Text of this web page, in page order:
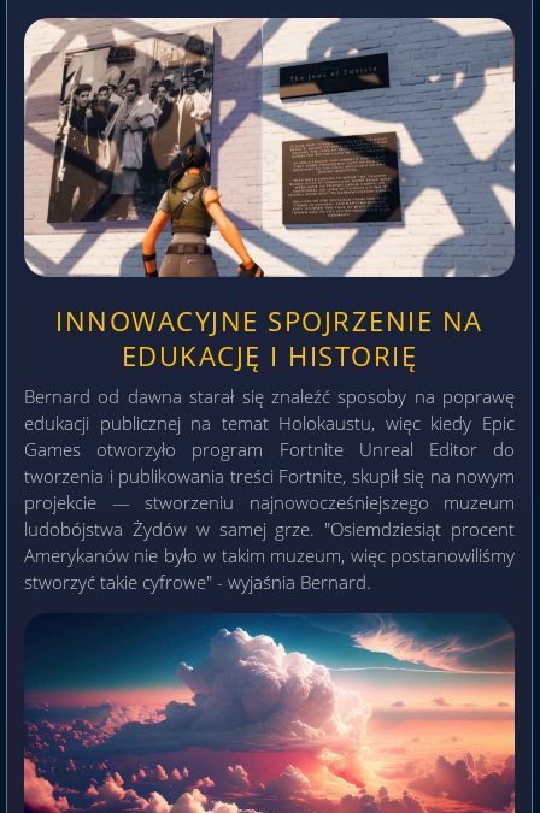
INNOWACYJNE SPOJRZENIE NA
EDUKACJĘ I HISTORIĘ
Bernard od dawna starał się znaleźć sposoby na poprawę
edukacji publicznej na temat Holokaustu, więc kiedy Epic
Games otworzyło program Fortnite Unreal Editor do
tworzenia i publikowania treści Fortnite, skupił się na nowym
projekcie — stworzeniu najnowocześniejszego muzeum
ludobójstwa Żydów w samej grze. "Osiemdziesiąt procent
Amerykanów nie było w takim muzeum, więc postanowiliśmy
stworzyć takie cyfrowe" - wyjaśnia Bernard.